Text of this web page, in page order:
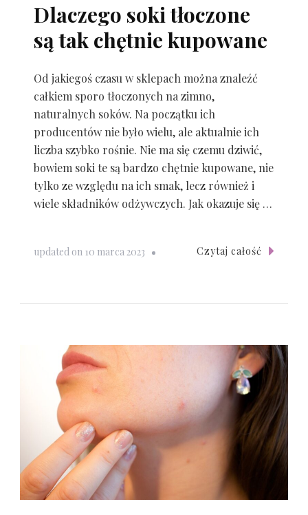
Dlaczego soki tłoczone
są tak chętnie kupowane
Od jakiegoś czasu w sklepach można znaleźć
całkiem sporo tłoczonych na zimno,
naturalnych soków. Na początku ich
producentów nie było wielu, ale aktualnie ich
liczba szybko rośnie. Nie ma się czemu dziwić,
bowiem soki te są bardzo chętnie kupowane, nie
tylko ze względu na ich smak, lecz również i
wiele składników odżywczych. Jak okazuje się …
updated on 10 marca 2023 Czytaj całość